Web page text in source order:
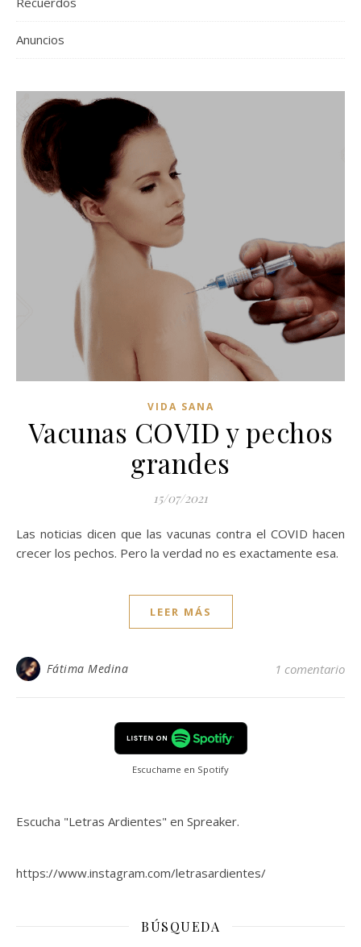
Anuncios
VIDA SANA
Vacunas COVID y pechos
grandes
15/07/2021
Las noticias dicen que las vacunas contra el COVID hacen
crecer los pechos. Pero la verdad no es exactamente esa.
LEER MÁS
Fátima Medina 1 comentario
Escuchame en Spotify
Escucha "Letras Ardientes" en Spreaker.
https://www.instagram.com/letrasardientes/
BÚSQUEDA